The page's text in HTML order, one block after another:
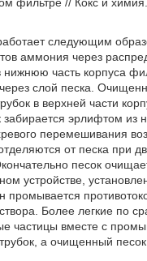
следующим
аммония через
нижнюю часть корпуса
слой песка.
в верхней части
забирается эрлифтом из
перемешивания
от песка при
песок
устройстве,
промывается
Более легкие по
частицы вместе с
а очищенный